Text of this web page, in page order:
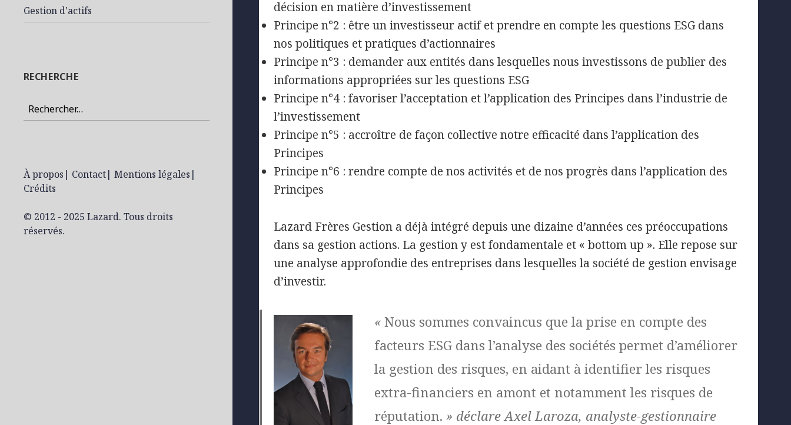
Gestion d'actifs
RECHERCHE
Rechercher :
À propos | Contact| Mentions légales |
Crédits
© 2012 - 2025 Lazard. Tous droits
réservés.
décision en matière d’investissement
Principe n°2 : être un investisseur actif et prendre en compte les questions ESG dans
nos politiques et pratiques d’actionnaires
Principe n°3 : demander aux entités dans lesquelles nous investissons de publier des
informations appropriées sur les questions ESG
Principe n°4 : favoriser l’acceptation et l’application des Principes dans l’industrie de
l’investissement
Principe n°5 : accroître de façon collective notre efficacité dans l’application des
Principes
Principe n°6 : rendre compte de nos activités et de nos progrès dans l’application des
Principes
Lazard Frères Gestion a déjà intégré depuis une dizaine d’années ces préoccupations
dans sa gestion actions. La gestion y est fondamentale et « bottom up ». Elle repose sur
une analyse approfondie des entreprises dans lesquelles la société de gestion envisage
d’investir.
«Nous sommes convaincus que la prise en compte des
facteurs ESG dans l’analyse des sociétés permet d’améliorer
la gestion des risques, en aidant à identifier les risques
extra-financiers en amont et notamment les risques de
réputation. » déclare Axel Laroza, analyste-gestionnaire